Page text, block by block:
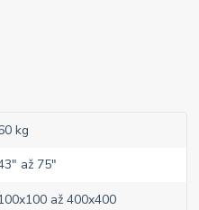
kg
až 75"
až 400x400